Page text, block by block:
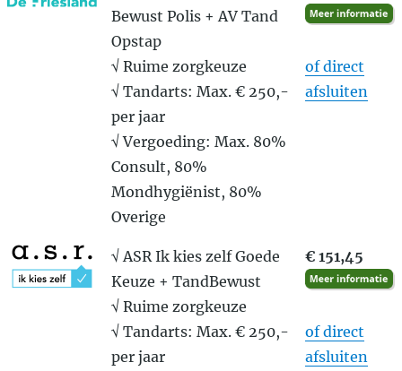
Bewust Polis + AV Tand
Opstap
√ Ruime zorgkeuze
√ Tandarts: Max. € 250,-
per jaar
√ Vergoeding: Max. 80%
Consult, 80%
Mondhygiënist, 80%
Overige
of direct
afsluiten
√ ASR Ik kies zelf Goede
Keuze + TandBewust
√ Ruime zorgkeuze
√ Tandarts: Max. € 250,-
per jaar
€ 151,45
of direct
afsluiten